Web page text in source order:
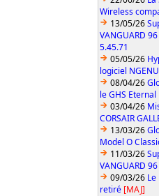
Wireless
13/05/26
VANGUARD
5.45.71
05/05/26
logiciel
08/04/26
le GHS Eternal
03/04/26
CORSAIR
13/03/26
Model O
11/03/26
VANGUARD
09/03/26
retiré [MAJ]